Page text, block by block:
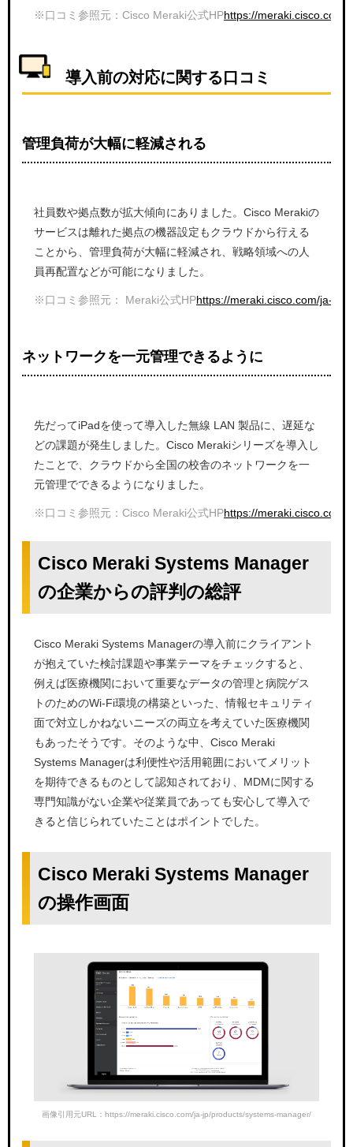
※口コミ参照元：Cisco Meraki公式HPhttps://meraki.cisco.com/
導入前の対応に関する口コミ
管理負荷が大幅に軽減される
社員数や拠点数が拡大傾向にありました。Cisco Merakiの
サービスは離れた拠点の機器設定もクラウドから行える
ことから、管理負荷が大幅に軽減され、戦略領域への人
員再配置などが可能になりました。
※口コミ参照元： Meraki公式HPhttps://meraki.cisco.com/ja-jp/
ネットワークを一元管理できるように
先だってiPadを使って導入した無線 LAN 製品に、遅延な
どの課題が発生しました。Cisco Merakiシリーズを導入し
たことで、クラウドから全国の校舎のネットワークを一
元管理でできるようになりました。
※口コミ参照元：Cisco Meraki公式HPhttps://meraki.cisco.com/
Cisco Meraki Systems Manager
の企業からの評判の総評
Cisco Meraki Systems Managerの導入前にクライアント
が抱えていた検討課題や事業テーマをチェックすると、
例えば医療機関において重要なデータの管理と病院ゲス
トのためのWi-Fi環境の構築といった、情報セキュリティ
面で対立しかねないニーズの両立を考えていた医療機関
もあったそうです。そのような中、Cisco Meraki
Systems Managerは利便性や活用範囲においてメリット
を期待できるものとして認知されており、MDMに関する
専門知識がない企業や従業員であっても安心して導入で
きると信じられていたことはポイントでした。
Cisco Meraki Systems Manager
の操作画面
画像引用元URL：https://meraki.cisco.com/ja-jp/products/systems-manager/